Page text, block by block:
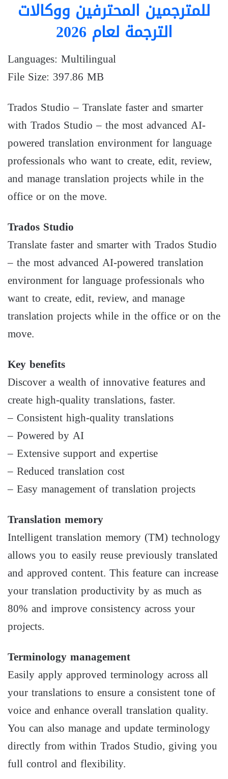
للمترجمين المحترفين ووكالات
الترجمة لعام 2026
Languages: Multilingual
File Size: 397.86 MB
Trados Studio – Translate faster and smarter
with Trados Studio – the most advanced AI-
powered translation environment for language
professionals who want to create, edit, review,
and manage translation projects while in the
office or on the move.
Trados Studio
Translate faster and smarter with Trados Studio
– the most advanced AI-powered translation
environment for language professionals who
want to create, edit, review, and manage
translation projects while in the office or on the
move.
Key benefits
Discover a wealth of innovative features and
create high-quality translations, faster.
– Consistent high-quality translations
– Powered by AI
– Extensive support and expertise
– Reduced translation cost
– Easy management of translation projects
Translation memory
Intelligent translation memory (TM) technology
allows you to easily reuse previously translated
and approved content. This feature can increase
your translation productivity by as much as
80% and improve consistency across your
projects.
Terminology management
Easily apply approved terminology across all
your translations to ensure a consistent tone of
voice and enhance overall translation quality.
You can also manage and update terminology
directly from within Trados Studio, giving you
full control and flexibility.